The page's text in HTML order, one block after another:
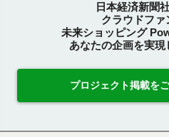
日本経済新聞
クラウドファ
未来ショッピング
あなたの企画を実現
プロジェクト掲載を